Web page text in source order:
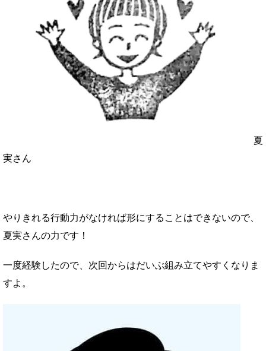
夏
実さん
やりきれる行動力がなければ形にすることはできないので、
夏実さんの力です！
一度経験したので、次回からはだいぶ組み立てやすくなりま
すよ。